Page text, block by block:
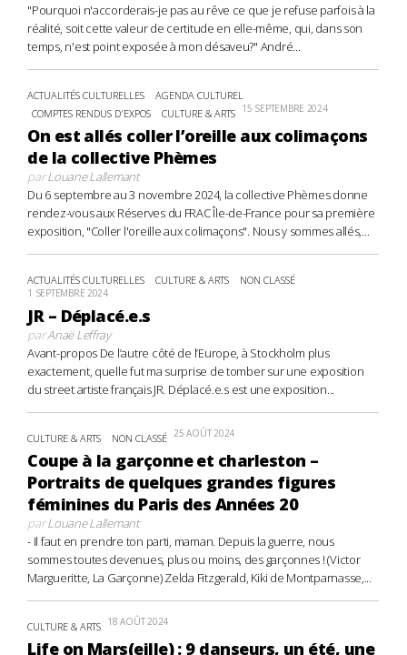
"Pourquoi n'accorderais-je pas au rêve ce que je refuse parfois à la
réalité, soit cette valeur de certitude en elle-même, qui, dans son
temps, n'est point exposée à mon désaveu?" André...
ACTUALITÉS CULTURELLES
AGENDA CULTUREL
COMPTES RENDUS D'EXPOS
CULTURE & ARTS 15 SEPTEMBRE 2024
On est allés coller l’oreille aux colimaçons
de la collective Phèmes
parLouane Lallemant
Du 6 septembre au 3 novembre 2024, la collective Phèmes donne
rendez-vous aux Réserves du FRAC Île-de-France pour sa première
exposition, "Coller l'oreille aux colimaçons". Nous y sommes allés,...
ACTUALITÉS CULTURELLES CULTURE & ARTS NON CLASSÉ
1 SEPTEMBRE 2024
JR – Déplacé.e.s
parAnaë Leffray
Avant-propos De l’autre côté de l’Europe, à Stockholm plus
exactement, quelle fut ma surprise de tomber sur une exposition
du street artiste français JR. Déplacé.e.s est une exposition...
CULTURE & ARTS NON CLASSÉ 25 AOÛT 2024
Coupe à la garçonne et charleston –
Portraits de quelques grandes figures
féminines du Paris des Années 20
parLouane Lallemant
- Il faut en prendre ton parti, maman. Depuis la guerre, nous
sommes toutes devenues, plus ou moins, des garçonnes ! (Victor
Margueritte, La Garçonne) Zelda Fitzgerald, Kiki de Montparnasse,...
CULTURE & ARTS 18 AOÛT 2024
Life on Mars(eille) : 9 danseurs, un été, une